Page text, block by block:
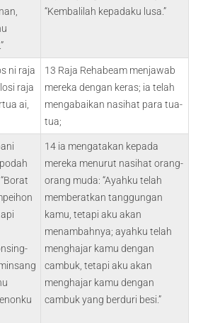
“Kembalilah kepadaku lusa.”
ni raja
raja
ai,
13 Raja Rehabeam menjawab
mereka dengan keras; ia telah
mengabaikan nasihat para tua-
tua;
14 ia mengatakan kepada
mereka menurut nasihat orang-
orang muda: “Ayahku telah
memberatkan tanggungan
kamu, tetapi aku akan
menambahnya; ayahku telah
menghajar kamu dengan
cambuk, tetapi aku akan
menghajar kamu dengan
cambuk yang berduri besi.”